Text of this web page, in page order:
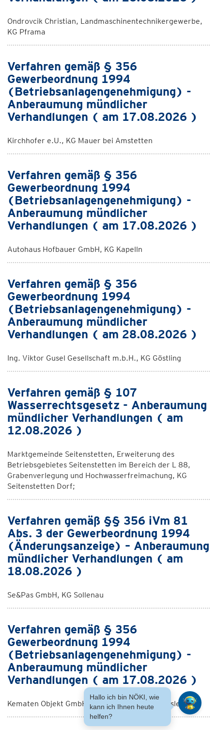
Ondrovcik Christian, Landmaschinentechnikergewerbe,
KG Pframa
Verfahren gemäß § 356
Gewerbeordnung 1994
(Betriebsanlagengenehmigung) -
Anberaumung mündlicher
Verhandlungen ( am 17.08.2026 )
Kirchhofer e.U., KG Mauer bei Amstetten
Verfahren gemäß § 356
Gewerbeordnung 1994
(Betriebsanlagengenehmigung) -
Anberaumung mündlicher
Verhandlungen ( am 17.08.2026 )
Autohaus Hofbauer GmbH, KG Kapelln
Verfahren gemäß § 356
Gewerbeordnung 1994
(Betriebsanlagengenehmigung) -
Anberaumung mündlicher
Verhandlungen ( am 28.08.2026 )
Ing. Viktor Gusel Gesellschaft m.b.H., KG Göstling
Verfahren gemäß § 107
Wasserrechtsgesetz - Anberaumung
mündlicher Verhandlungen ( am
12.08.2026 )
Marktgemeinde Seitenstetten, Erweiterung des
Betriebsgebietes Seitenstetten im Bereich der L 88,
Grabenverlegung und Hochwasserfreimachung, KG
Seitenstetten Dorf;
Verfahren gemäß §§ 356 iVm 81
Abs. 3 der Gewerbeordnung 1994
(Änderungsanzeige) – Anberaumung
mündlicher Verhandlungen ( am
18.08.2026 )
Se&Pas GmbH, KG Sollenau
Verfahren gemäß § 356
Gewerbeordnung 1994
(Betriebsanlagengenehmigung) -
Anberaumung mündlicher
Verhandlungen ( am 17.08.2026 )
Kematen Objekt GmbH & Co KG, KG Niederhausleiten
Hallo ich bin NÖKI, wie
kann ich Ihnen heute
helfen?